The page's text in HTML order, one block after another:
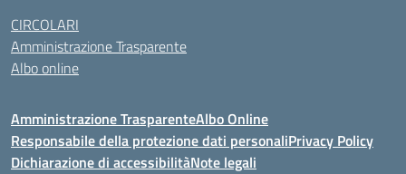
CIRCOLARI
Amministrazione Trasparente
Albo online
Amministrazione TrasparenteAlbo Online
Responsabile della protezione dati personaliPrivacy Policy
Dichiarazione di accessibilitàNote legali